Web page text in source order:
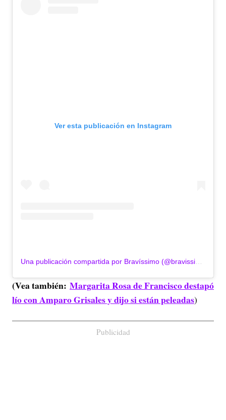
Ver esta publicación en Instagram
(Vea también: Margarita Rosa de Francisco destapó
lío con Amparo Grisales y dijo si están peleadas)
Publicidad